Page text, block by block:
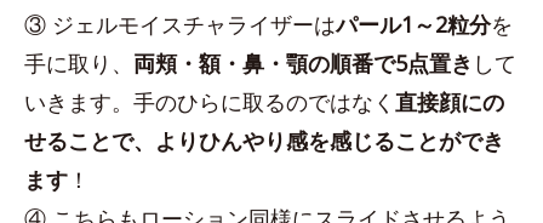
③ ジェルモイスチャライザーはパール1～2粒分を
手に取り、 両頬・額・鼻・顎の順番で5点置き して
いきます。手のひらに取るのではなく 直接顔にの
せることで、よりひんやり感を感じることができ
ます ！